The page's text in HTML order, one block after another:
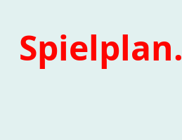
Spielplan.